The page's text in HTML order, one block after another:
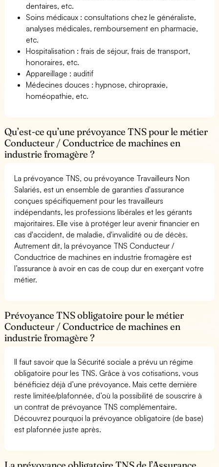
dentaires, etc.
Soins médicaux : consultations chez le généraliste,
analyses médicales, remboursement en pharmacie,
etc.
Hospitalisation : frais de séjour, frais de transport,
honoraires, etc.
Appareillage : auditif
Médecines douces : hypnose, chiropraxie,
homéopathie, etc.
Qu’est-ce qu’une prévoyance TNS pour le métier
Conducteur / Conductrice de machines en
industrie fromagère ?
La prévoyance TNS, ou prévoyance Travailleurs Non
Salariés, est un ensemble de garanties d'assurance
conçues spécifiquement pour les travailleurs
indépendants, les professions libérales et les gérants
majoritaires. Elle vise à protéger leur avenir financier en
cas d'accident, de maladie, d'invalidité ou de décès.
Autrement dit, la prévoyance TNS Conducteur /
Conductrice de machines en industrie fromagère est
l’assurance à avoir en cas de coup dur en exerçant votre
métier.
Prévoyance TNS obligatoire pour le métier
Conducteur / Conductrice de machines en
industrie fromagère ?
Il faut savoir que la Sécurité sociale a prévu un régime
obligatoire pour les TNS. Grâce à vos cotisations, vous
bénéficiez déjà d’une prévoyance. Mais cette dernière
reste limitée/plafonnée, d’où la possibilité de souscrire à
un contrat de prévoyance TNS complémentaire.
Découvrez pourquoi la prévoyance obligatoire (de base)
est plafonnée juste après.